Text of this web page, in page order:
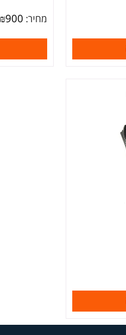
מחיר: ₪900